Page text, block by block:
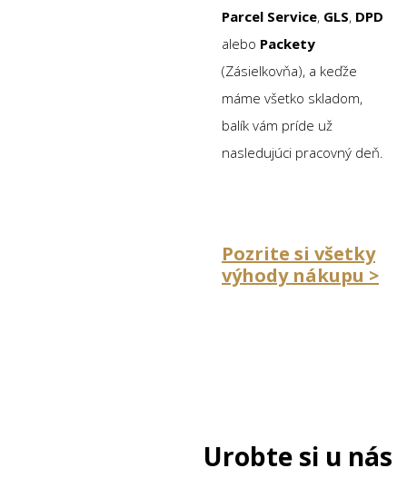
Parcel Service, GLS, DPD
alebo Packety
(Zásielkovňa), a keďže
máme všetko skladom,
balík vám príde už
nasledujúci pracovný deň.
Pozrite si všetky
výhody nákupu >
Urobte si u nás